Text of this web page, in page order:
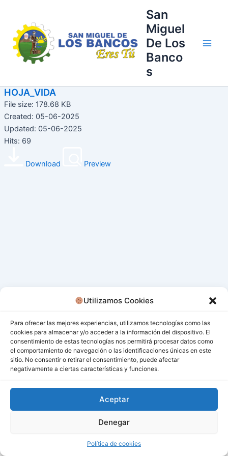
Utilizamos Cookies
Para ofrecer las mejores experiencias, utilizamos tecnologías como las
cookies para almacenar y/o acceder a la información del dispositivo. El
consentimiento de estas tecnologías nos permitirá procesar datos como
el comportamiento de navegación o las identificaciones únicas en este
sitio. No consentir o retirar el consentimiento, puede afectar
negativamente a ciertas características y funciones.
Aceptar
Denegar
Política de cookies
contenido
San
Miguel
De Los
Banco
s
HOJA_VIDA
File size: 178.68 KB
Created: 05-06-2025
Updated: 05-06-2025
Hits: 69
Download Preview
Todos los derechos © 2026 San Miguel De Los Bancos |